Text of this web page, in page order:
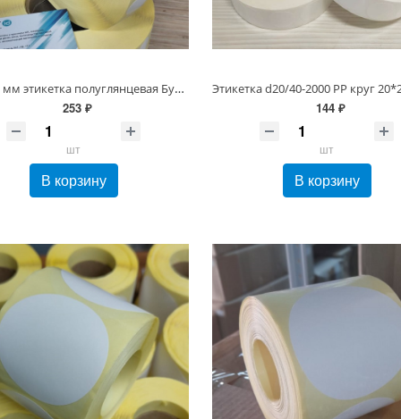
Круг 20 мм этикетка полуглянцевая Бумажная 5000шт для маркировки Честный знак, втулка 40 или 76 мм (d20 ПЛГ)
253 ₽
шт
В корзину
144 ₽
шт
В корзину